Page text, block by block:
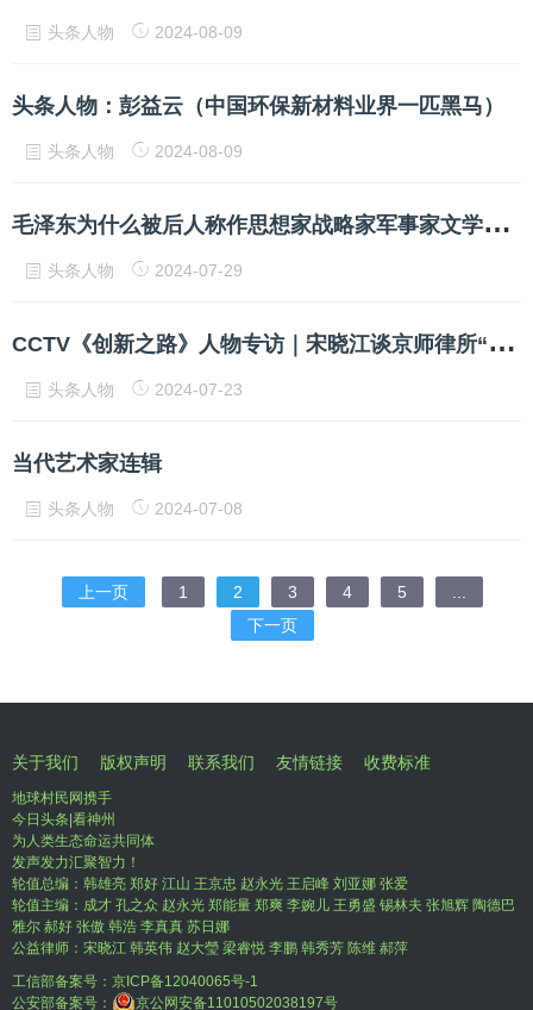
头条人物 2024-08-09
头条人物：彭益云（中国环保新材料业界一匹黑马）
头条人物 2024-08-09
毛
泽东为什么被后人称作思想家战略家军事家文学家诗人
头条人物 2024-07-29
C
CTV《创新之路》人物专访｜宋晓江谈京师律所“三十年峥嵘岁月”
头条人物 2024-07-23
当代艺术家连辑
头条人物 2024-07-08
上一页 1 2 3 4 5
下一页
关于我们 版权声明 联系我们 友情链接 收费标准
地球村民网携手
今日头条|看神州
为人类生态命运共同体
发声发力汇聚智力！
轮值总编：韩雄亮 郑好 江山 王京忠 赵永光 王启峰 刘亚娜 张爱
轮值主编：成才 孔之众 赵永光 郑能量 郑爽 李婉儿 王勇盛 锡林夫 张旭辉 陶德巴
雅尔 郝好 张傲 韩浩 李真真 苏日娜
公益律师：宋晓江 韩英伟 赵大瑩 梁睿悦 李鹏 韩秀芳 陈维 郝萍
工信部备案号： 京ICP备12040065号-1
公安部备案号：
京公网安备11010502038197号